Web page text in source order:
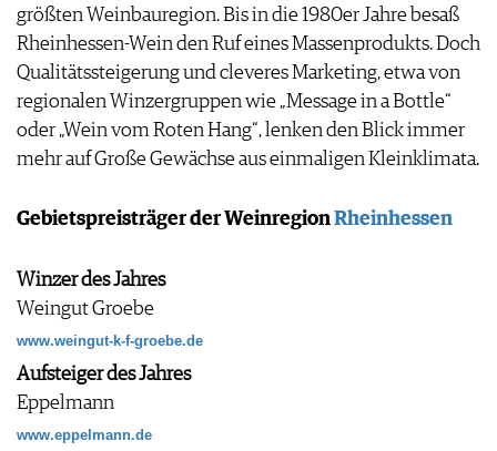
ABO
WEINSUCHE
NEWSLETTER
WINE TRADE CLUB
REDAKTION
JOBS
PRESSE
AGB & DATENSCHUTZ
FAQ
größten Weinbauregion. Bis in die 1980er Jahre besaß
Rheinhessen-Wein den Ruf eines Massenprodukts. Doch
Qualitätssteigerung und cleveres Marketing, etwa von
regionalen Winzergruppen wie „Message in a Bottle“
oder „Wein vom Roten Hang“, lenken den Blick immer
mehr auf Große Gewächse aus einmaligen Kleinklimata.
Gebietspreisträger der WeinregionRheinhessen
Winzer des Jahres
Weingut Groebe
www.weingut-k-f-groebe.de
Aufsteiger des Jahres
Eppelmann
www.eppelmann.de